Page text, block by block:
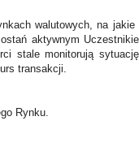
walutowych, na
aktywnym
stale monitorują
transakcji.
Rynku.